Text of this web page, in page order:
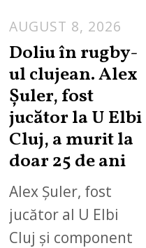
AUGUST 8, 2026
Doliu în rugby-
ul clujean. Alex
Șuler, fost
jucător la U Elbi
Cluj, a murit la
doar 25 de ani
Alex Șuler, fost
jucător al U Elbi
Cluj și component